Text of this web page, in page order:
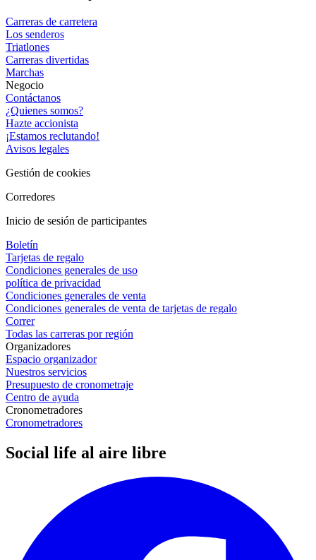
Carreras de carretera
Los senderos
Triatlones
Carreras divertidas
Marchas
Negocio
Contáctanos
¿Quienes somos?
Hazte accionista
¡Estamos reclutando!
Avisos legales
Gestión de cookies
Corredores
Inicio de sesión de participantes
Boletín
Tarjetas de regalo
Condiciones generales de uso
política de privacidad
Condiciones generales de venta
Condiciones generales de venta de tarjetas de regalo
Correr
Todas las carreras por región
Organizadores
Espacio organizador
Nuestros servicios
Presupuesto de cronometraje
Centro de ayuda
Cronometradores
Cronometradores
Social life al aire libre